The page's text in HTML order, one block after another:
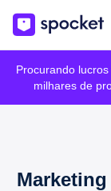
Procurando
milhares de